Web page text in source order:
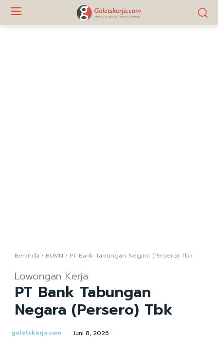
Beranda BUMN PT Bank Tabungan Negara (Persero) Tbk
Lowongan Kerja
PT Bank Tabungan
Negara (Persero) Tbk
goletskerja.com Juni 8, 2026